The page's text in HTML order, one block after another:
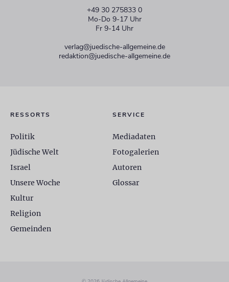
+49 30 275833 0
Mo-Do 9-17 Uhr
Fr 9-14 Uhr
verlag@juedische-allgemeine.de
redaktion@juedische-allgemeine.de
RESSORTS
Politik
Jüdische Welt
Israel
Unsere Woche
Kultur
Religion
Gemeinden
SERVICE
Mediadaten
Fotogalerien
Autoren
Glossar